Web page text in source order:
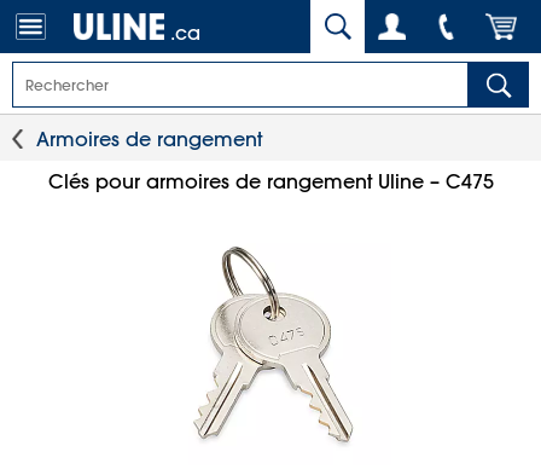
.ca
Armoires de rangement
Clés pour armoires de rangement Uline – C475